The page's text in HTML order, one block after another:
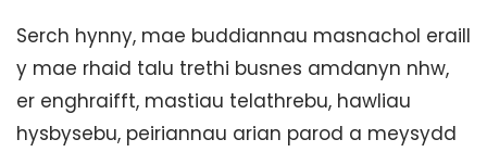
Serch hynny, mae buddiannau masnachol eraill
y mae rhaid talu trethi busnes amdanyn nhw,
er enghraifft, mastiau telathrebu, hawliau
hysbysebu, peiriannau arian parod a meysydd